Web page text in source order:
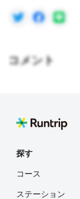
コメント
探す
コース
ステーション